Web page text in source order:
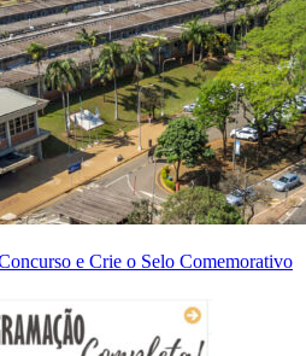
e Crie o Selo Comemorativo